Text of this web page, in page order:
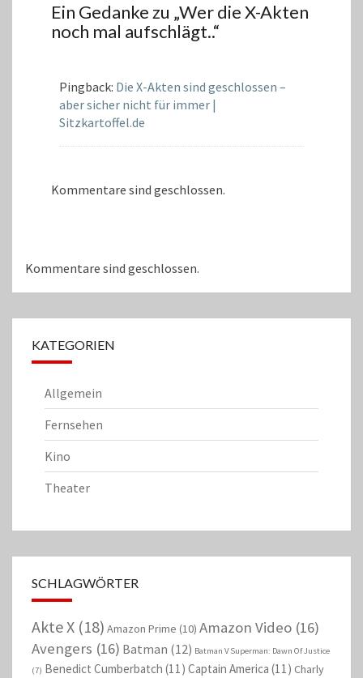
Ein Gedanke zu „Wer die X-Akten
noch mal aufschlägt..“
Pingback: Die X-Akten sind geschlossen –
aber sicher nicht für immer |
Sitzkartoffel.de
Kommentare sind geschlossen.
Kommentare sind geschlossen.
KATEGORIEN
Allgemein
Fernsehen
Kino
Theater
SCHLAGWÖRTER
Akte X (18) Amazon Prime (10) Amazon Video (16)
Avengers (16) Batman (12) Batman V Superman: Dawn Of Justice
(7) Benedict Cumberbatch (11) Captain America (11) Charly